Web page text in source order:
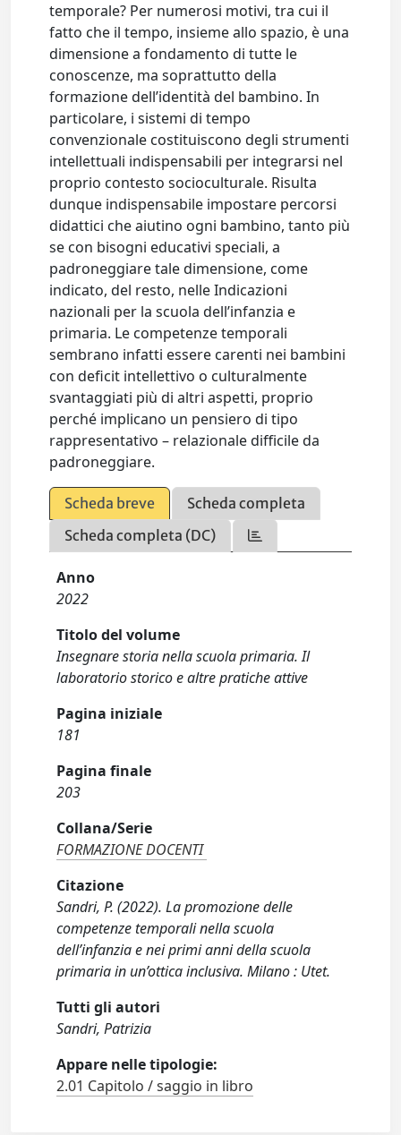
temporale? Per numerosi motivi, tra cui il
fatto che il tempo, insieme allo spazio, è una
dimensione a fondamento di tutte le
conoscenze, ma soprattutto della
formazione dell’identità del bambino. In
particolare, i sistemi di tempo
convenzionale costituiscono degli strumenti
intellettuali indispensabili per integrarsi nel
proprio contesto socioculturale. Risulta
dunque indispensabile impostare percorsi
didattici che aiutino ogni bambino, tanto più
se con bisogni educativi speciali, a
padroneggiare tale dimensione, come
indicato, del resto, nelle Indicazioni
nazionali per la scuola dell’infanzia e
primaria. Le competenze temporali
sembrano infatti essere carenti nei bambini
con deficit intellettivo o culturalmente
svantaggiati più di altri aspetti, proprio
perché implicano un pensiero di tipo
rappresentativo – relazionale difficile da
padroneggiare.
Scheda breve
Scheda completa
Scheda completa (DC)
Anno
2022
Titolo del volume
Insegnare storia nella scuola primaria. Il
laboratorio storico e altre pratiche attive
Pagina iniziale
181
Pagina finale
203
Collana/Serie
FORMAZIONE DOCENTI
Citazione
Sandri, P. (2022). La promozione delle
competenze temporali nella scuola
dell’infanzia e nei primi anni della scuola
primaria in un’ottica inclusiva. Milano : Utet.
Tutti gli autori
Sandri, Patrizia
Appare nelle tipologie:
2.01 Capitolo / saggio in libro